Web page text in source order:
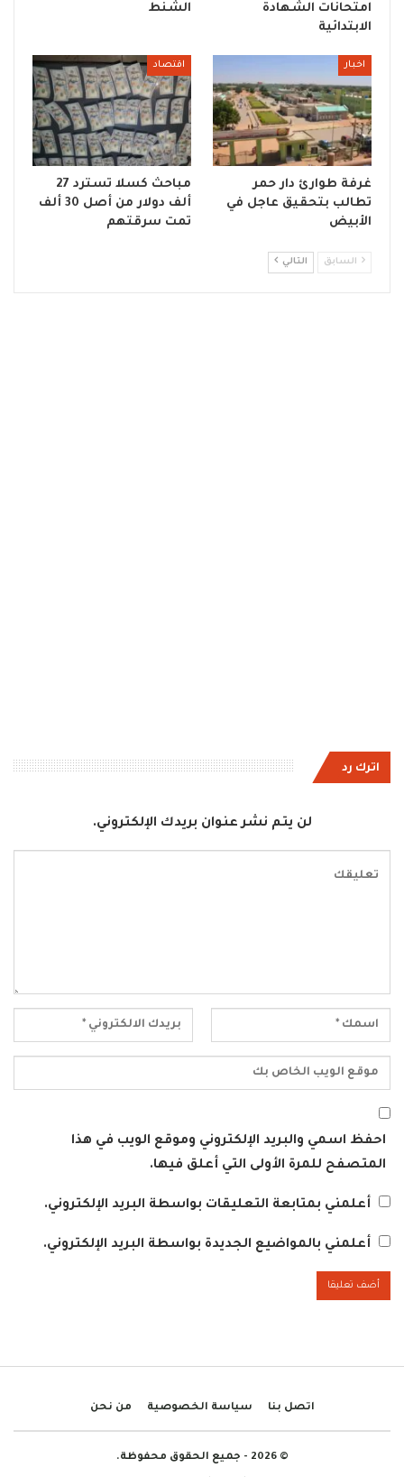
امتحانات الشهادة
الابتدائية
الشنط
اخبار
غرفة طوارئ دار حمر
تطالب بتحقيق عاجل في
الأبيض
اقتصاد
مباحث كسلا تسترد 27
ألف دولار من أصل 30 ألف
تمت سرقتهم
السابق التالي
اترك رد
لن يتم نشر عنوان بريدك الإلكتروني.
احفظ اسمي والبريد الإلكتروني وموقع الويب في هذا
المتصفح للمرة الأولى التي أعلق فيها.
أعلمني بمتابعة التعليقات بواسطة البريد الإلكتروني.
أعلمني بالمواضيع الجديدة بواسطة البريد الإلكتروني.
اتصل بنا سياسة الخصوصية من نحن
© 2026 - جميع الحقوق محفوظة.